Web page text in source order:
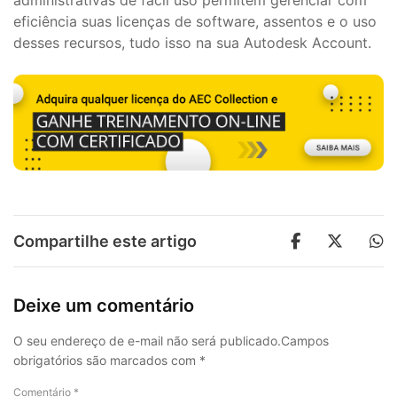
eficiência suas licenças de software, assentos e o uso
desses recursos, tudo isso na sua Autodesk Account.
Compartilhe este artigo
Deixe um comentário
O seu endereço de e-mail não será publicado.Campos
obrigatórios são marcados com *
Comentário *